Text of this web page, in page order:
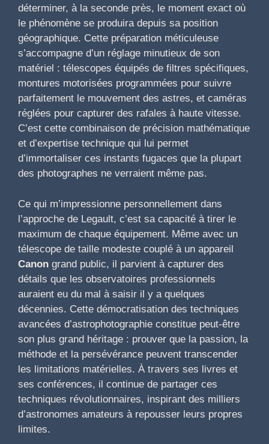
déterminer, à la seconde près, le moment exact où
le phénomène se produira depuis sa position
géographique. Cette préparation méticuleuse
s’accompagne d’un réglage minutieux de son
matériel : télescopes équipés de filtres spécifiques,
montures motorisées programmées pour suivre
parfaitement le mouvement des astres, et caméras
réglées pour capturer des rafales à haute vitesse.
C’est cette combinaison de précision mathématique
et d’expertise technique qui lui permet
d’immortaliser ces instants fugaces que la plupart
des photographes ne verraient même pas.
Ce qui m’impressionne personnellement dans
l’approche de Legault, c’est sa capacité à tirer le
maximum de chaque équipement. Même avec un
télescope de taille modeste couplé à un appareil
Canon grand public, il parvient à capturer des
détails que les observatoires professionnels
auraient eu du mal à saisir il y a quelques
décennies. Cette démocratisation des techniques
avancées d’astrophotographie constitue peut-être
son plus grand héritage : prouver que la passion, la
méthode et la persévérance peuvent transcender
les limitations matérielles. À travers ses livres et
ses conférences, il continue de partager ces
techniques révolutionnaires, inspirant des milliers
d’astronomes amateurs à repousser leurs propres
limites.